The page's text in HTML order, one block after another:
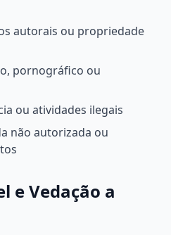
autorais ou propriedade
pornográfico ou
ou atividades ilegais
não autorizada ou
e Vedação a